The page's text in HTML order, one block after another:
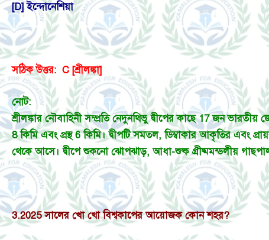
[D] ইন্দোনেশিয়া
সঠিক উত্তর: C [শ্রীলঙ্কা]
নোট:
শ্রীলঙ্কার নৌবাহিনী সম্প্রতি নেদুনথিভু দ্বীপের কাছে 17 জন ভারতীয়
8 কিমি এবং প্রস্থ 6 কিমি। দ্বীপটি সমতল, ডিম্বাকার আকৃতির এবং
থেকে আসে। দ্বীপে শুকনো ঝোপঝাড়, আধা-শুষ্ক গ্রীষ্মমন্ডলীয়
3.2025 সালের খো খো বিশ্বকাপের আয়োজক কোন শহর?